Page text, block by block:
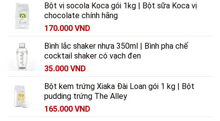
Bột vị socola Koca gói 1kg | Bột sữa Koca vị
chocolate chính hãng
170.000 VND
Bình lắc shaker nhựa 350ml | Bình pha chế
cocktail shaker có vạch đen
35.000 VND
Bột kem trứng Xiaka Đài Loan gói 1 kg | Bột
pudding trứng The Alley
165.000 VND